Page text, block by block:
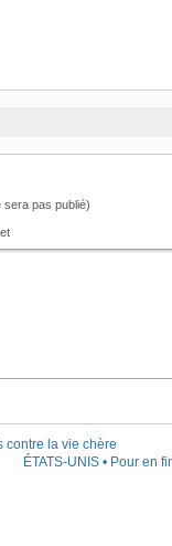
sera pas publié)
contre la vie chère
ÉTATS-UNIS • Pour en